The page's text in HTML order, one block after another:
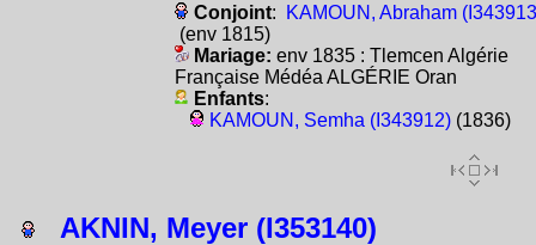
Conjoint:
KAMOUN, Abraham
(env 1815)
Mariage: env 1835 : Tlemcen Algérie
Française Médéa ALGÉRIE Oran
Enfants:
KAMOUN, Semha (I343912)(1836)
AKNIN, Meyer (I353140)